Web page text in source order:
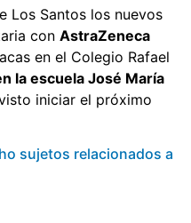
Los Santos los nuevos
con AstraZeneca
en el Colegio Rafael
la escuela José María
iniciar el próximo
sujetos relacionados a